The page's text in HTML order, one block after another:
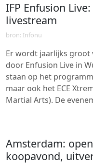
IFP Enfusion
livestream
bron: Infonu
Er wordt jaarlijks
door Enfusion Live in
staan op het
maar ook het ECE
Martial Arts). De
Amsterdam:
koopavond,